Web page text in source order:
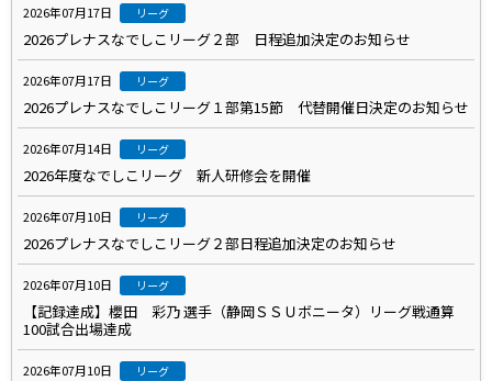
2026年07月17日 リーグ
2026プレナスなでしこリーグ２部 日程追加決定のお知らせ
2026年07月17日 リーグ
2026プレナスなでしこリーグ１部第15節 代替開催日決定のお知らせ
2026年07月14日 リーグ
2026年度なでしこリーグ 新人研修会を開催
2026年07月10日 リーグ
2026プレナスなでしこリーグ２部日程追加決定のお知らせ
2026年07月10日 リーグ
【記録達成】櫻田 彩乃 選手（静岡ＳＳＵボニータ）リーグ戦通算
100試合出場達成
2026年07月10日 リーグ